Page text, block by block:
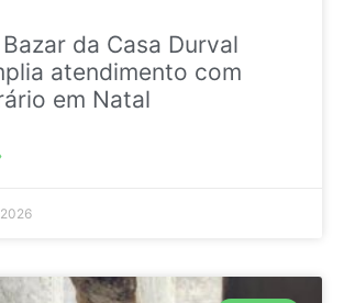
da Casa Durval
atendimento com
em Natal